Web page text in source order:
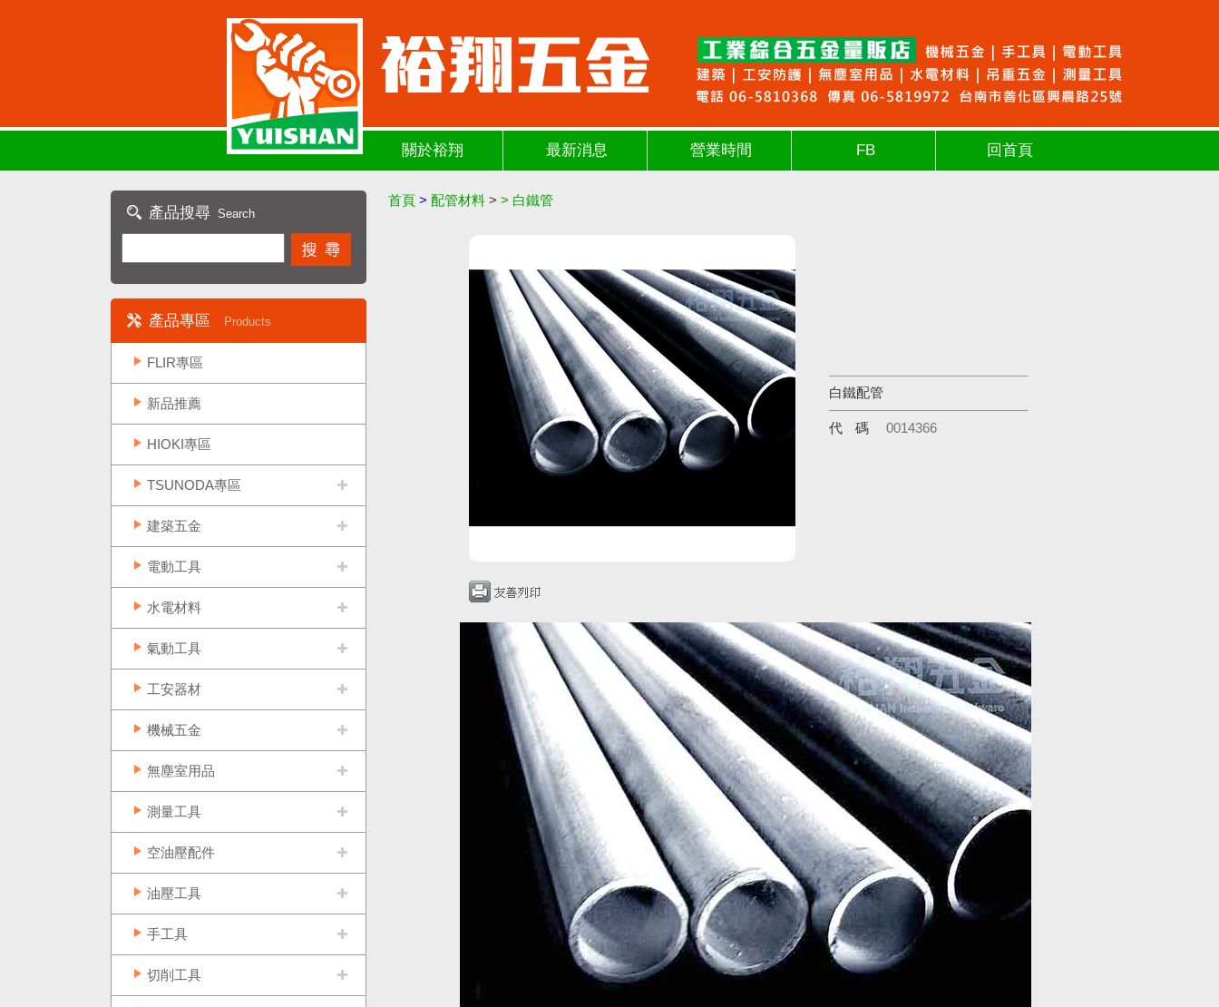
關於裕翔 最新消息 營業時間 FB 回首頁
產品搜尋 Search
產品專區 Products
FLIR專區
新品推薦
HIOKI專區
TSUNODA專區
建築五金
電動工具
水電材料
氣動工具
工安器材
機械五金
無塵室用品
測量工具
空油壓配件
油壓工具
手工具
切削工具
首頁 > 配管材料 > > 白鐵管
白鐵配管
代碼 0014366